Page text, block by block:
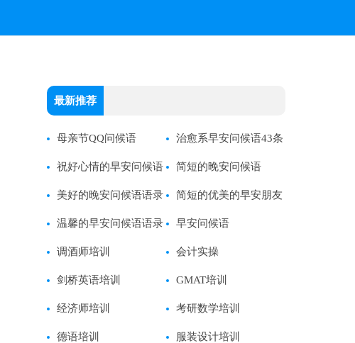
最新推荐
母亲节QQ问候语 治愈系早安问候语43条
祝好心情的早安问候语
短信20条
简短的晚安问候语
美好的晚安问候语语录
66条
简短的优美的早安朋友
圈问候语53条
温馨的早安问候语语录
25条
早安问候语
调酒师培训 会计实操
剑桥英语培训 GMAT培训
经济师培训 考研数学培训
德语培训 服装设计培训